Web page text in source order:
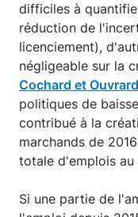
difficiles à
réduction de
licenciement),
négligeable sur la
Cochard et
politiques de
contribué à la
marchands de
totale d'emplois
Si une partie de